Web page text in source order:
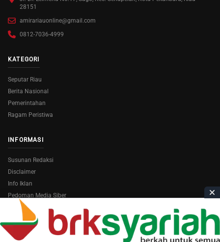
28151
amirariauonline@gmail.com
0812-7036-4999
KATEGORI
Seputar Riau
Berita Nasional
Pemerintahan
Ragam Peristiwa
INFORMASI
Susunan Redaksi
Disclaimer
Info Iklan
Pedoman Media Siber
Copyright © 2026 AmiraRiau.com . All Rights Reserved.